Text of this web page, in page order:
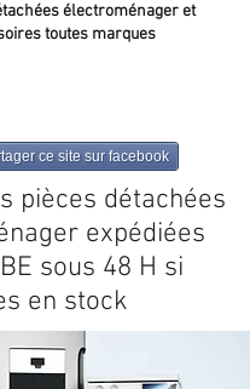
électroménager et
toutes marques
ce site sur facebook
pièces détachées
expédiées
sous 48 H si
en stock